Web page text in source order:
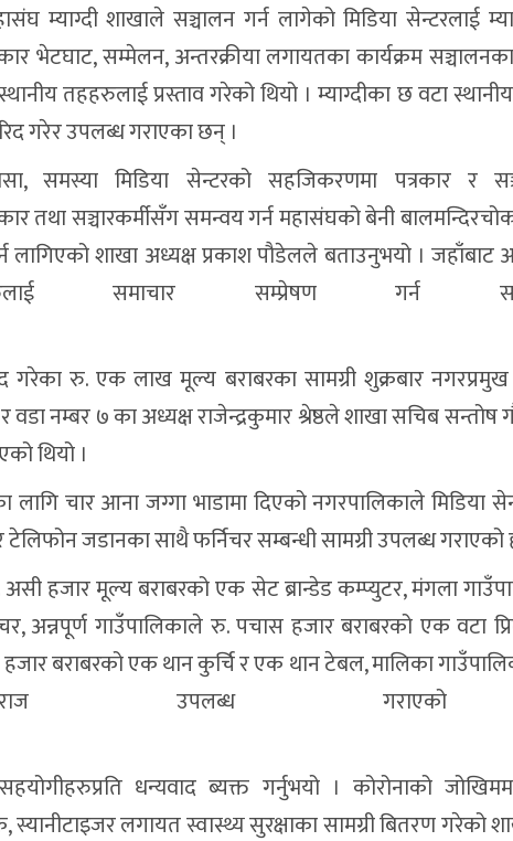
म्याग्दी शाखाले सञ्चालन गर्न लागेको मिडिया सेन्टरलाई
भेटघाट, सम्मेलन, अन्तरक्रीया लगायतका कार्यक्रम सञ्चालनका
तहहरुलाई प्रस्ताव गरेको थियो । म्याग्दीका छ वटा
गरेर उपलब्ध गराएका छन् ।
समस्या मिडिया सेन्टरको सहजिकरणमा पत्रकार र
तथा सञ्चारकर्मीसँग समन्वय गर्न महासंघको बेनी
लागिएको शाखा अध्यक्ष प्रकाश पौडेलले बताउनुभयो । जहाँबाट
समाचार सम्प्रेषण
रु. एक लाख मूल्य बराबरका सामग्री शुक्रबार नगरप्रमुख
नम्बर ७ का अध्यक्ष राजेन्द्रकुमार श्रेष्ठले शाखा सचिब सन्तोष
थियो ।
लागि चार आना जग्गा भाडामा दिएको नगरपालिकाले मिडिया
टेलिफोन जडानका साथै फर्निचर सम्बन्धी सामग्री उपलब्ध गराएको
हजार मूल्य बराबरको एक सेट ब्रान्डेड कम्प्युटर, मंगला
अन्नपूर्ण गाउँपालिकाले रु. पचास हजार बराबरको एक वटा
बराबरको एक थान कुर्चि र एक थान टेबल, मालिका
उपलब्ध
धन्यवाद ब्यक्त गर्नुभयो । कोरोनाको
स्यानीटाइजर लगायत स्वास्थ्य सुरक्षाका सामग्री बितरण गरेको